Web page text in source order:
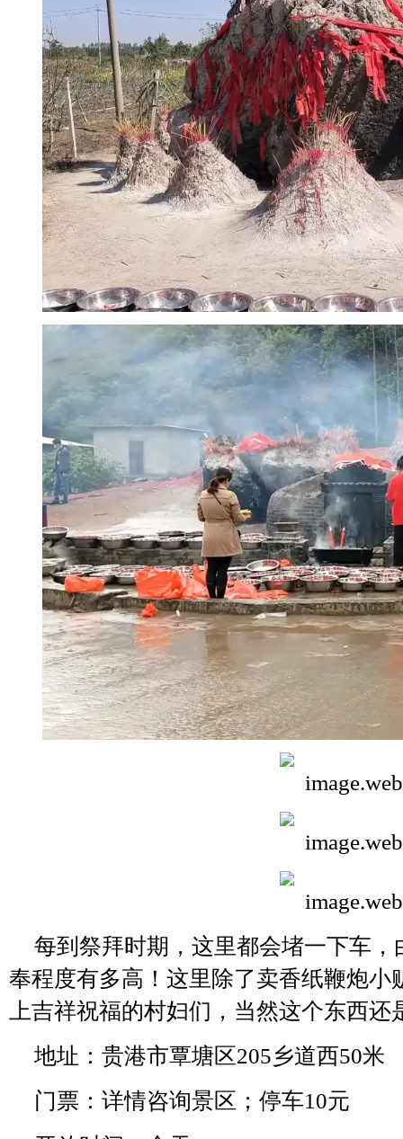
每到祭拜时期，这里都会堵一下车
奉程度有多高！这里除了卖香纸鞭炮小
上吉祥祝福的村妇们，当然这个东西还
地址：贵港市覃塘区205乡道西50米
门票：详情咨询景区；停车10元